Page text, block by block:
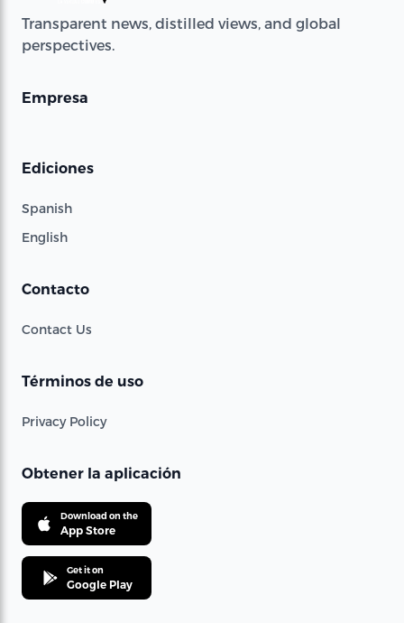
Transparent news, distilled views, and global
perspectives.
Empresa
Ediciones
Spanish
English
Contacto
Contact Us
Términos de uso
Privacy Policy
Obtener la aplicación
Download on the
App Store
Get it on
Google Play